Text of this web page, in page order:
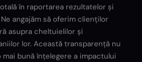
în raportarea rezultatelor și
angajăm să oferim clienților
asupra cheltuielilor și
lor. Această transparență nu
bună înțelegere a impactului